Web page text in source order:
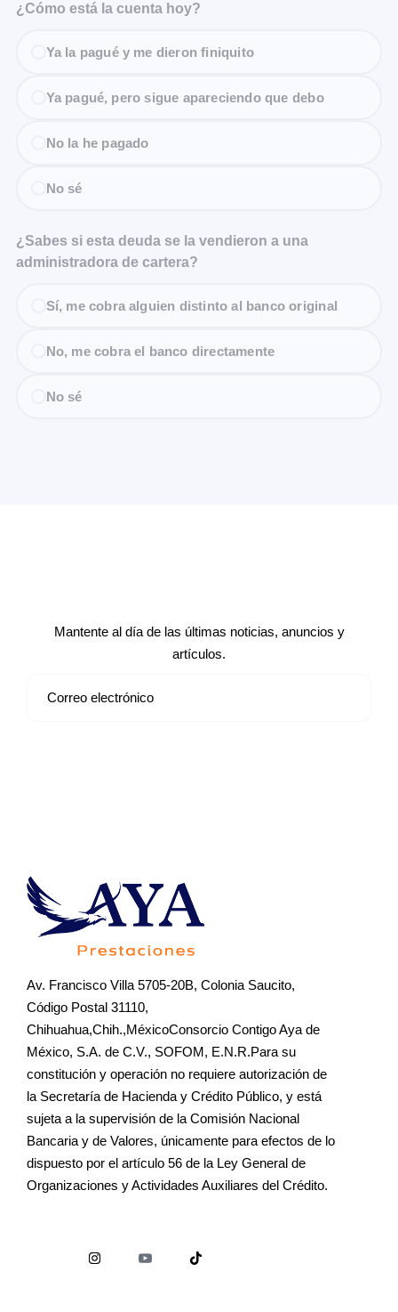
¿Cómo está la cuenta hoy?
Ya la pagué y me dieron finiquito
Ya pagué, pero sigue apareciendo que debo
No la he pagado
No sé
¿Sabes si esta deuda se la vendieron a una
administradora de cartera?
Sí, me cobra alguien distinto al banco original
No, me cobra el banco directamente
No sé
Mantente al día de las últimas noticias, anuncios y
artículos.
Av. Francisco Villa 5705-20B, Colonia Saucito,
Código Postal 31110,
Chihuahua,Chih.,MéxicoConsorcio Contigo Aya de
México, S.A. de C.V., SOFOM, E.N.R.Para su
constitución y operación no requiere autorización de
la Secretaría de Hacienda y Crédito Público, y está
sujeta a la supervisión de la Comisión Nacional
Bancaria y de Valores, únicamente para efectos de lo
dispuesto por el artículo 56 de la Ley General de
Organizaciones y Actividades Auxiliares del Crédito.